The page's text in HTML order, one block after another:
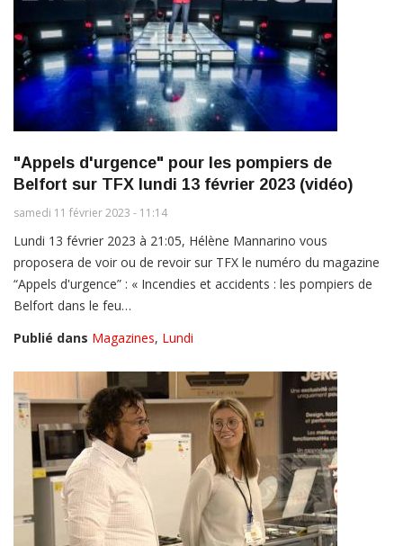
"Appels d'urgence" pour les pompiers de
Belfort sur TFX lundi 13 février 2023 (vidéo)
samedi 11 février 2023 - 11:14
Lundi 13 février 2023 à 21:05, Hélène Mannarino vous
proposera de voir ou de revoir sur TFX le numéro du magazine
“Appels d'urgence” : « Incendies et accidents : les pompiers de
Belfort dans le feu…
Publié dans Magazines, Lundi